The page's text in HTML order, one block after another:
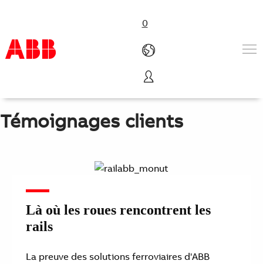
0
Produits & Services
Industries
Services
Les solutions ferroviaires ABB en action
Témoignages clients
Là où les roues rencontrent les
rails
La preuve des solutions ferroviaires d'ABB